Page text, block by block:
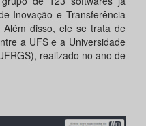
Inovação e Transferência
Além disso, ele se trata de
a UFS e a Universidade
realizado no ano de